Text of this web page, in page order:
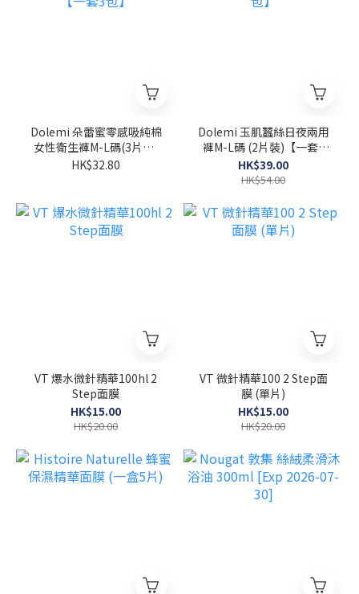
Dolemi 朵蕾蜜零感吸純棉
女性衛生褲M-L碼(3片裝)
【一套3包】
HK$32.80
Dolemi 玉肌蠶絲日夜兩用
褲M-L碼 (2片裝)【一套5
包】
HK$39.00
HK$54.00
VT 爆水微針精華100hl 2
Step面膜
HK$15.00
HK$20.00
VT 微針精華100 2 Step面
膜 (單片)
HK$15.00
HK$20.00